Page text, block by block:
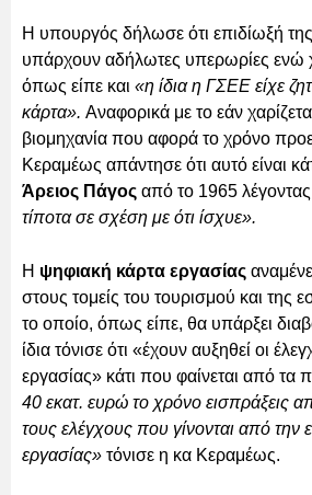
Η υπουργός δήλωσε ότι επιδίωξή της
υπάρχουν αδήλωτες υπερωρίες ενώ
όπως είπε και «η ίδια η ΓΣΕΕ είχε
κάρτα». Αναφορικά με το εάν
βιομηχανία που αφορά το χρόνο
Κεραμέως απάντησε ότι αυτό είναι
Άρειος Πάγος από το 1965 λέγοντας
τίποτα σε σχέση με ότι ίσχυε».
Η ψηφιακή κάρτα εργασίας
στους τομείς του τουρισμού και της
το οποίο, όπως είπε, θα υπάρξει
ίδια τόνισε ότι «έχουν αυξηθεί οι
εργασίας» κάτι που φαίνεται από τα
40 εκατ. ευρώ το χρόνο εισπράξεις
τους ελέγχους που γίνονται από την
εργασίας» τόνισε η κα Κεραμέως.